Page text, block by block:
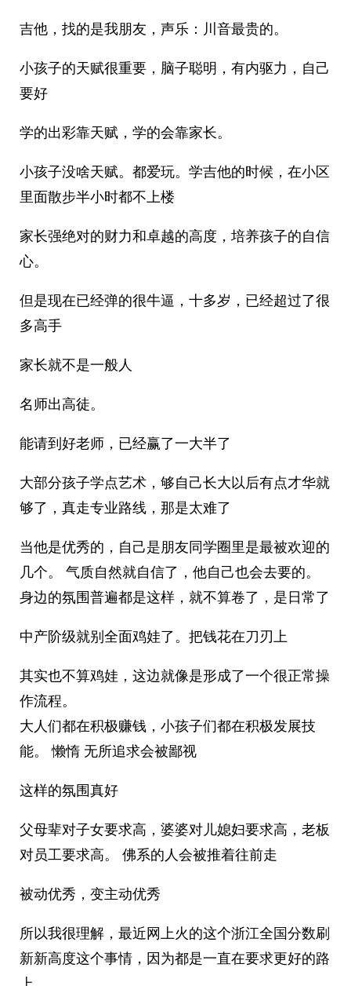
吉他，找的是我朋友，声乐：川音最贵的。
小孩子的天赋很重要，脑子聪明，有内驱力，自己
要好
学的出彩靠天赋，学的会靠家长。
小孩子没啥天赋。都爱玩。学吉他的时候，在小区
里面散步半小时都不上楼
家长强绝对的财力和卓越的高度，培养孩子的自信
心。
但是现在已经弹的很牛逼，十多岁，已经超过了很
多高手
家长就不是一般人
名师出高徒。
能请到好老师，已经赢了一大半了
大部分孩子学点艺术，够自己长大以后有点才华就
够了，真走专业路线，那是太难了
当他是优秀的，自己是朋友同学圈里是最被欢迎的
几个。 气质自然就自信了，他自己也会去要的。
身边的氛围普遍都是这样，就不算卷了，是日常了
中产阶级就别全面鸡娃了。把钱花在刀刃上
其实也不算鸡娃，这边就像是形成了一个很正常操
作流程。
大人们都在积极赚钱，小孩子们都在积极发展技
能。 懒惰 无所追求会被鄙视
这样的氛围真好
父母辈对子女要求高，婆婆对儿媳妇要求高，老板
对员工要求高。 佛系的人会被推着往前走
被动优秀，变主动优秀
所以我很理解，最近网上火的这个浙江全国分数刷
新新高度这个事情，因为都是一直在要求更好的路